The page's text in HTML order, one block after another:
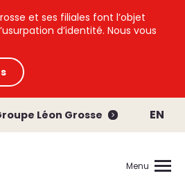
et ses filiales font l’objet
d’identité. Nous vous
Léon Grosse EN
Menu